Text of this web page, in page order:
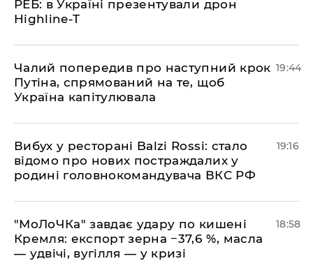
РЕБ: в Україні презентували дрон
Highline-T
​Чалий попередив про наступний крок
Путіна, спрямований на те, щоб
Україна капітулювала
19:44
​Вибух у ресторані Balzi Rossi: стало
відомо про нових постраждалих у
родині головнокомандувача ВКС РФ
19:16
​"МоЛоЧКа" завдає удару по кишені
Кремля: експорт зерна −37,6 %, масла
— удвічі, вугілля — у кризі
18:58